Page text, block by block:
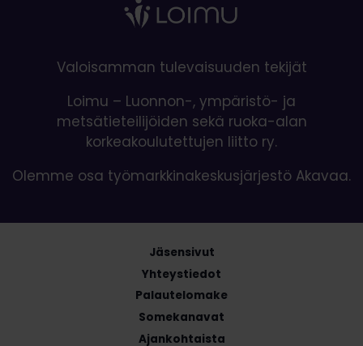
Valoisamman tulevaisuuden tekijät
Loimu – Luonnon-, ympäristö- ja
metsätieteilijöiden sekä ruoka-alan
korkeakoulutettujen liitto ry.
Olemme osa työmarkkinakeskusjärjestö Akavaa.
Jäsensivut
Yhteystiedot
Palautelomake
Somekanavat
Ajankohtaista